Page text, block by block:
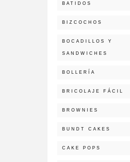
BATIDOS
BIZCOCHOS
BOCADILLOS Y
SANDWICHES
BOLLERÍA
BRICOLAJE FÁCIL
BROWNIES
BUNDT CAKES
CAKE POPS